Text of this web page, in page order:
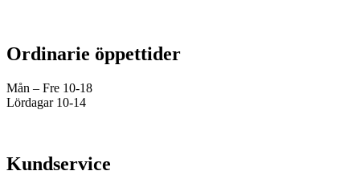
Ordinarie öppettider
Mån – Fre 10-18
Lördagar 10-14
Kundservice